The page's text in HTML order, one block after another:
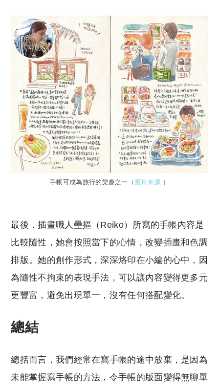
手帳可成為旅行的樂趣之一（ 圖片來源 ）
最後，插畫職人壘摳（Reiko）所寫的手帳內容是
比較隨性，她會按照當下的心情，改變插畫和色調
排版。她的創作形式，深深烙印在小編的心中，因
為隨性不拘束的表現手法，可以讓內容變得更多元
更豐富，避免出現單一，沒有任何搭配變化。
總結
總括而言，我們經常在寫手帳的途中放棄，是因為
未能掌握寫手帳的方法，令手帳的版面變得無聊單